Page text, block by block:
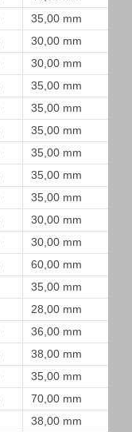
35,00 mm
30,00 mm
30,00 mm
35,00 mm
35,00 mm
35,00 mm
35,00 mm
35,00 mm
35,00 mm
30,00 mm
30,00 mm
60,00 mm
35,00 mm
28,00 mm
36,00 mm
38,00 mm
35,00 mm
70,00 mm
38,00 mm